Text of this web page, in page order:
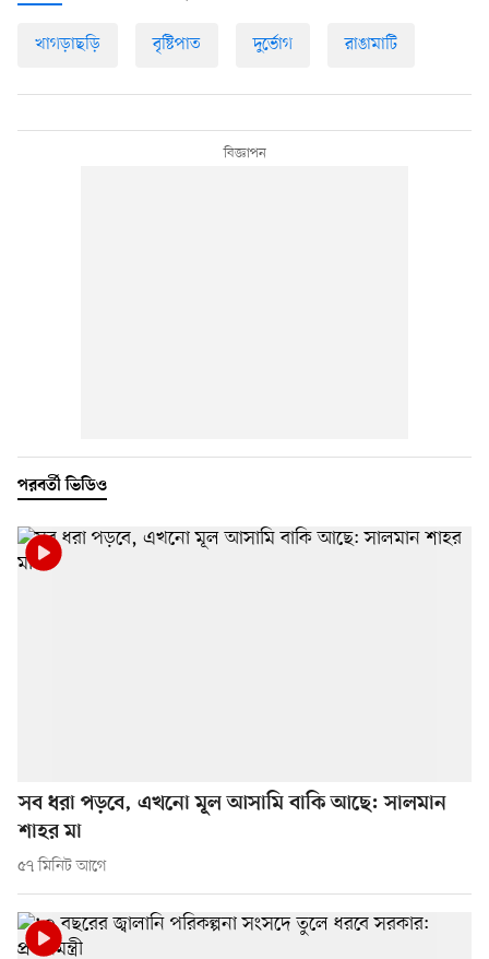
খাগড়াছড়ি বৃষ্টিপাত দুর্ভোগ রাঙামাটি
পরবর্তী ভিডিও
সব ধরা পড়বে, এখনো মূল আসামি বাকি আছে: সালমান
শাহর মা
৫৭ মিনিট আগে